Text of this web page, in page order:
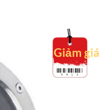
Giảm